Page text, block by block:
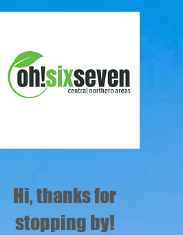
Hi, thanks for
stopping by!